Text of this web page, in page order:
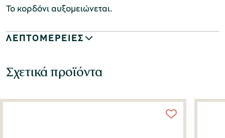
Το κορδόνι αυξομειώνεται.
ΛΕΠΤΟΜΕΡΕΙΕΣ
Σχετικά προϊόντα